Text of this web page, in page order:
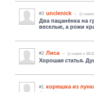
#3 unclenick (c
Два пацанёнка на
веселые, а рожи
#2 Лиса (c нами с
Хорошая статья.
#1 корюшка из